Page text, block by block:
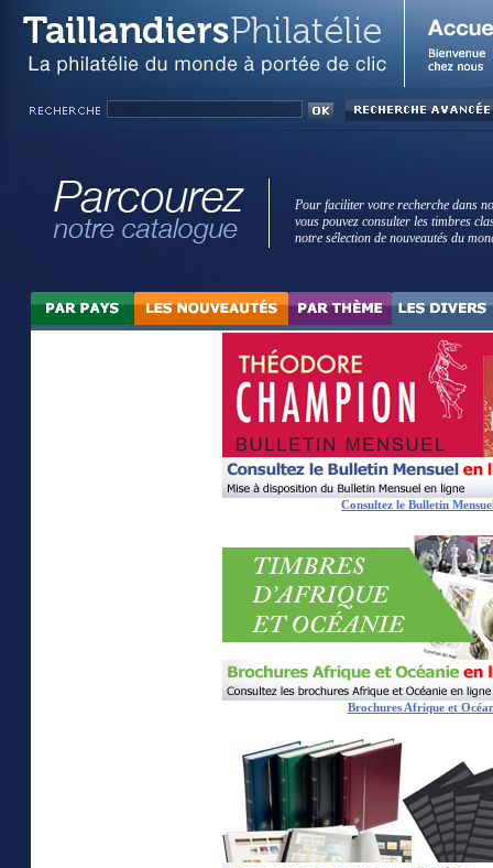
Pour faciliter votre recherche dans
vous pouvez consulter les timbres
notre sélection de nouveautés du
Consultez le Bulletin
Brochures Afrique et